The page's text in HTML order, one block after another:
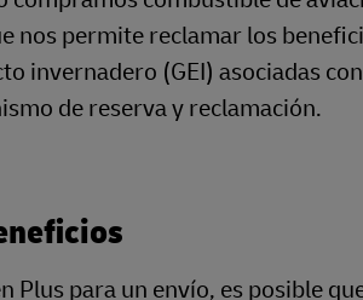
nos permite reclamar los
invernadero (GEI) asociadas
de reserva y reclamación.
Plus para un envío, es posible